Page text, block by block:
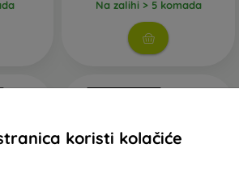
koristi kolačiće
Na zalihi > 5 komada